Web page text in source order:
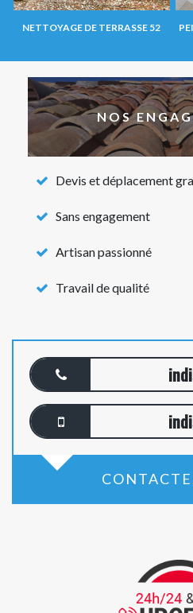
NETTOYAGE DE TERRASSE 52
NOS
Devis et déplacement
Sans engagement
Artisan passionné
Travail de qualité